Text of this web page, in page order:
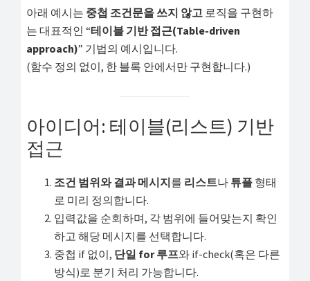
셔
요!
아래 예시는 중첩 조건문을 쓰지 않고 로직을 구현하
는 대표적인 “테이블 기반 접근(Table-driven
approach)” 기법의 예시입니다.
(함수 정의 없이, 한 블록 안에서만 구현합니다.)
아이디어: 테이블(리스트) 기반
접근
조건 범위와 결과 메시지를 리스트나 튜플 형태
로 미리 정의합니다.
입력값을 순회하며, 각 범위에 들어맞는지 확인
하고 해당 메시지를 선택합니다.
중첩 if 없이, 단일 for 루프와 if-check(혹은 다른
방식)로 분기 처리 가능합니다.